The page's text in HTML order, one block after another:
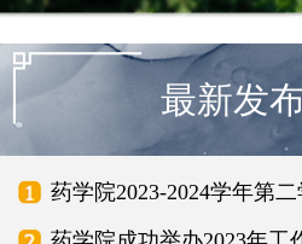
最新发
药学院2023-2024学年第